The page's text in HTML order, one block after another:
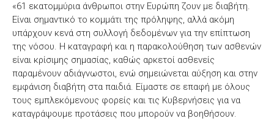
«61 εκατομμύρια άνθρωποι στην Ευρώπη ζουν με διαβήτη.
Είναι σημαντικό το κομμάτι της πρόληψης, αλλά ακόμη
υπάρχουν κενά στη συλλογή δεδομένων για την επίπτωση
της νόσου. Η καταγραφή και η παρακολούθηση των ασθενών
είναι κρίσιμης σημασίας, καθώς αρκετοί ασθενείς
παραμένουν αδιάγνωστοι, ενώ σημειώνεται αύξηση και στην
εμφάνιση διαβήτη στα παιδιά. Είμαστε σε επαφή με όλους
τους εμπλεκόμενους φορείς και τις Κυβερνήσεις για να
καταγράψουμε προτάσεις που μπορούν να βοηθήσουν.